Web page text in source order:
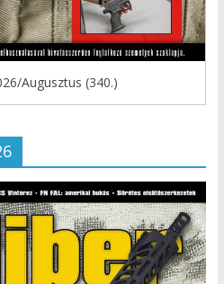
Augusztus (340.)